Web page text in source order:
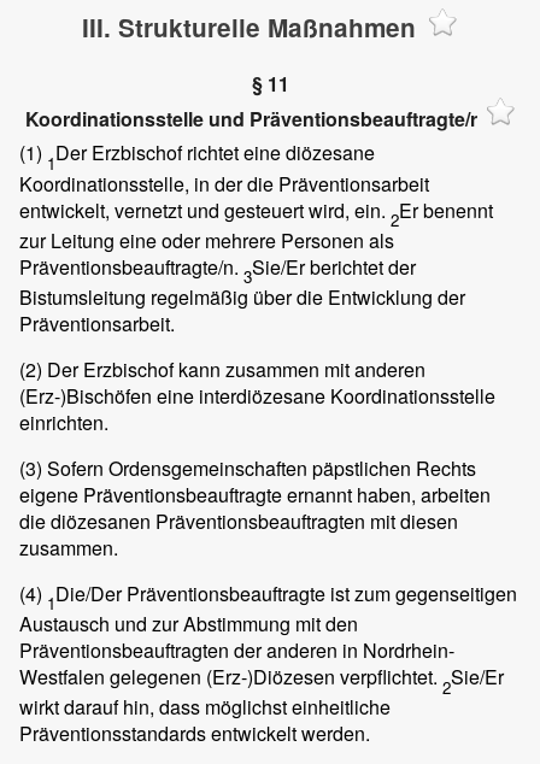
III. Strukturelle Maßnahmen
§ 11
Koordinationsstelle und Präventionsbeauftragte/r
(1) 1Der Erzbischof richtet eine diözesane
Koordinationsstelle, in der die Präventionsarbeit
entwickelt, vernetzt und gesteuert wird, ein. 2Er benennt
zur Leitung eine oder mehrere Personen als
Präventionsbeauftragte/n. 3Sie/Er berichtet der
Bistumsleitung regelmäßig über die Entwicklung der
Präventionsarbeit.
(2) Der Erzbischof kann zusammen mit anderen
(Erz-)Bischöfen eine interdiözesane Koordinationsstelle
einrichten.
(3) Sofern Ordensgemeinschaften päpstlichen Rechts
eigene Präventionsbeauftragte ernannt haben, arbeiten
die diözesanen Präventionsbeauftragten mit diesen
zusammen.
(4) 1Die/Der Präventionsbeauftragte ist zum gegenseitigen
Austausch und zur Abstimmung mit den
Präventionsbeauftragten der anderen in Nordrhein-
Westfalen gelegenen (Erz-)Diözesen verpflichtet. 2Sie/Er
wirkt darauf hin, dass möglichst einheitliche
Präventionsstandards entwickelt werden.